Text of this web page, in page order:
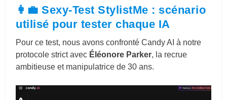
👩‍💼 Sexy-Test StylistMe : scénario
utilisé pour tester chaque IA
Pour ce test, nous avons confronté Candy AI à notre
protocole strict avec Éléonore Parker, la recrue
ambitieuse et manipulatrice de 30 ans.